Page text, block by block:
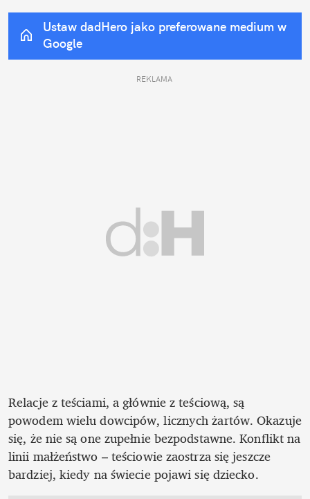
Ustaw dadHero jako preferowane medium w
Google
REKLAMA
Relacje z teściami, a głównie z teściową, są
powodem wielu dowcipów, licznych żartów. Okazuje
się, że nie są one zupełnie bezpodstawne. Konflikt na
linii małżeństwo – teściowie zaostrza się jeszcze
bardziej, kiedy na świecie pojawi się dziecko.